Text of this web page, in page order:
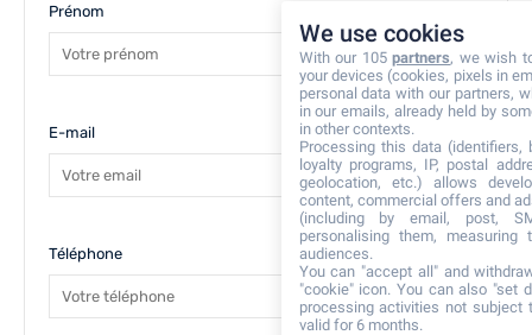
Prénom
E-mail
Téléphone
We use cookies
With our 105partners, we wish
your devices (cookies, pixels in
personal data with our partners,
in our emails, already held by
in other contexts.
Processing this data (identifiers,
loyalty programs, IP, postal
geolocation, etc.) allows
content, commercial offers and
(including by email, post,
personalising them, measuring
audiences.
You can "accept all" and
"cookie" icon. You can also "set
processing activities not subject
valid for 6 months.